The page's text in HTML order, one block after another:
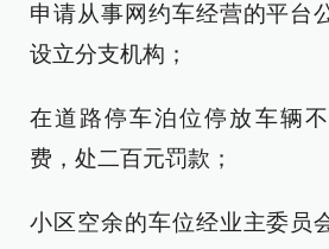
申请从事网约车经营的平台
设立分支机构；
在道路停车泊位停放车辆
费，处二百元罚款；
小区空余的车位经业主委员